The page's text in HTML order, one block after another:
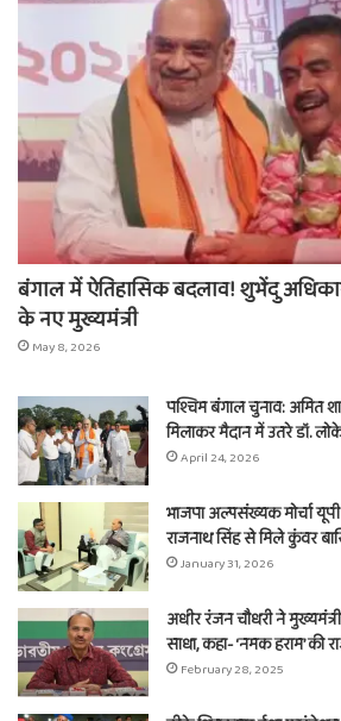
बंगाल में ऐतिहासिक बदलाव! शुभेंदु
के नए मुख्यमंत्री
May 8, 2026
पश्चिम बंगाल चुनाव: अमित
मिलाकर मैदान में उतरे डॉ.
April 24, 2026
भाजपा अल्पसंख्यक मोर्चा यूपी
राजनाथ सिंह से मिले कुंवर
January 31, 2026
अधीर रंजन चौधरी ने
साधा, कहा- ‘नमक हराम’ की
February 28, 2025